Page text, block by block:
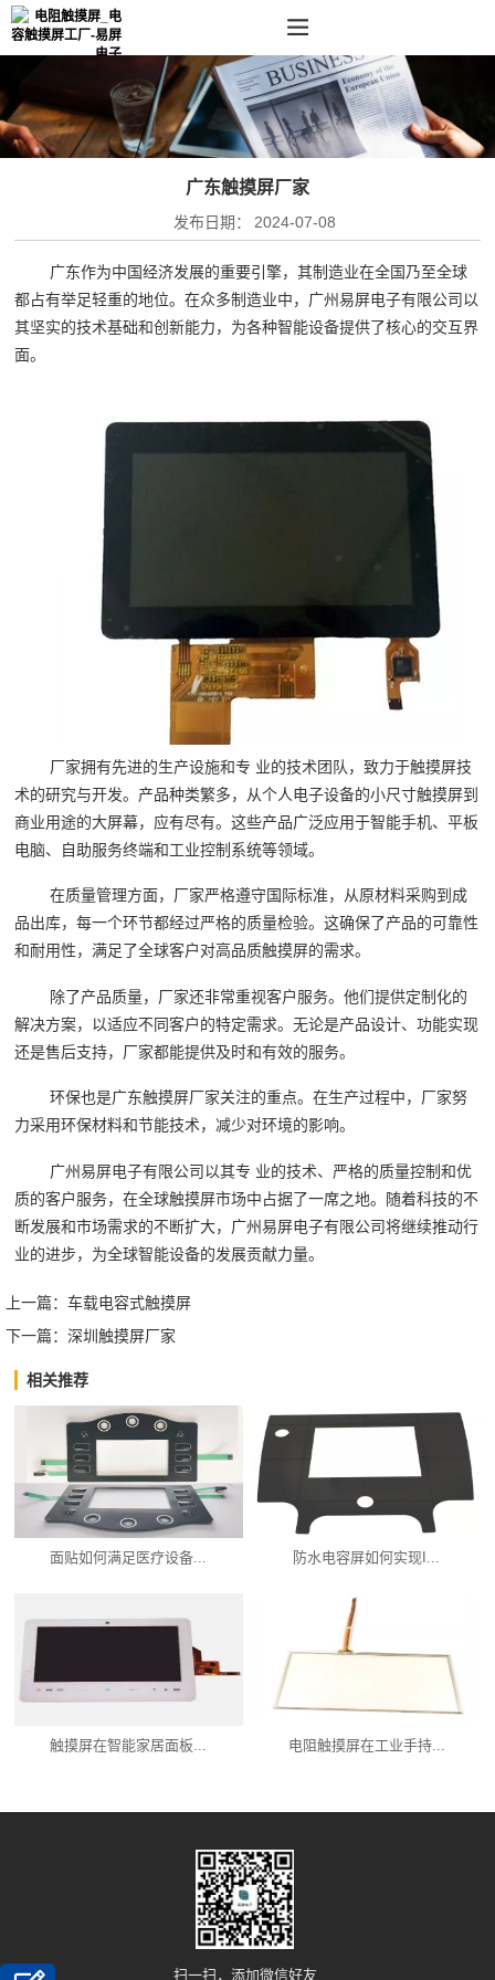
广东触摸屏厂家
发布日期： 2024-07-08
广东作为中国经济发展的重要引擎，其制造业在全国乃至全球
都占有举足轻重的地位。在众多制造业中，广州易屏电子有限公司以
其坚实的技术基础和创新能力，为各种智能设备提供了核心的交互界
面。
厂家拥有先进的生产设施和专 业的技术团队，致力于触摸屏技
术的研究与开发。产品种类繁多，从个人电子设备的小尺寸触摸屏到
商业用途的大屏幕，应有尽有。这些产品广泛应用于智能手机、平板
电脑、自助服务终端和工业控制系统等领域。
在质量管理方面，厂家严格遵守国际标准，从原材料采购到成
品出库，每一个环节都经过严格的质量检验。这确保了产品的可靠性
和耐用性，满足了全球客户对高品质触摸屏的需求。
除了产品质量，厂家还非常重视客户服务。他们提供定制化的
解决方案，以适应不同客户的特定需求。无论是产品设计、功能实现
还是售后支持，厂家都能提供及时和有效的服务。
环保也是广东触摸屏厂家关注的重点。在生产过程中，厂家努
力采用环保材料和节能技术，减少对环境的影响。
广州易屏电子有限公司以其专 业的技术、严格的质量控制和优
质的客户服务，在全球触摸屏市场中占据了一席之地。随着科技的不
断发展和市场需求的不断扩大，广州易屏电子有限公司将继续推动行
业的进步，为全球智能设备的发展贡献力量。‍
上一篇： 车载电容式触摸屏
下一篇： 深圳触摸屏厂家
相关推荐
面贴如何满足医疗设备... 防水电容屏如何实现I...
触摸屏在智能家居面板... 电阻触摸屏在工业手持...
产品中心
扫一扫，添加微信好友